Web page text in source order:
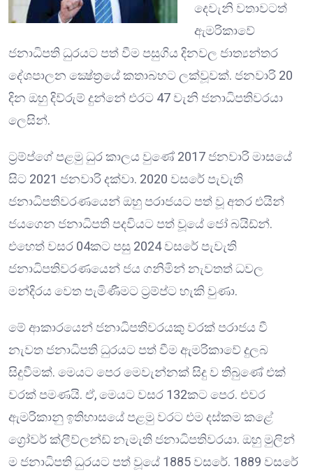
දෙවැනි වතාවටත්
ඇමරිකාවේ
ජනාධිපති ධුරයට පත් වීම පසුගිය දිනවල ජාත්‍යන්තර
දේශපාලන ක්‍ෂේත්‍රයේ කතාබහට ලක්වූවක්. ජනවාරි 20
දින ඔහු දිව්රුම් දුන්නේ එරට 47 වැනි ජනාධිපතිවරයා
ලෙසින්.
ට්‍රම්ප්ගේ පළමු ධුර කාලය වුණේ 2017 ජනවාරි මාසයේ
සිට 2021 ජනවාරි දක්වා. 2020 වසරේ පැවැති
ජනාධිපතිවරණයෙන් ඔහු පරාජයට පත් වූ අතර එයින්
ජයගෙන ජනාධිපති පදවියට පත් වූයේ ජෝ බයිඩ්න්.
එහෙත් වසර 04කට පසු 2024 වසරේ පැවැති
ජනාධිපතිවරණයෙන් ජය ගනිමින් නැවතත් ධවල
මන්දිරය වෙත පැමිණීමට ට්‍රම්ප්ට හැකි වුණා.
මේ ආකාරයෙන් ජනාධිපතිවරයකු වරක් පරාජය වී
නැවත ජනාධිපති ධුරයට පත් වීම ඇමරිකාවේ දුලබ
සිදුවීමක්. මෙයට පෙර මෙවැන්නක් සිදු ව තිබුණේ එක්
වරක් පමණයි. ඒ, මෙයට වසර 132කට පෙර. එවර
ඇමරිකානු ඉතිහාසයේ පළමු වරට එම දස්කම කළේ
ග්‍රෝවර් ක්ලීව්ලන්ඩ් නැමැති ජනාධිපතිවරයා. ඔහු මුලින්
ම ජනාධිපති ධුරයට පත් වූයේ 1885 වසරේ. 1889 වසරේ